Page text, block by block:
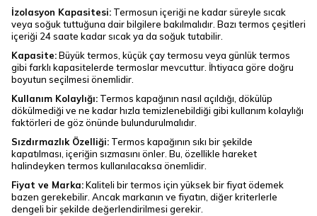
İzolasyon Kapasitesi: Termosun içeriği ne kadar süreyle sıcak
veya soğuk tuttuğuna dair bilgilere bakılmalıdır. Bazı termos çeşitleri
içeriği 24 saate kadar sıcak ya da soğuk tutabilir.
Kapasite:Büyük termos, küçük çay termosu veya günlük termos
gibi farklı kapasitelerde termoslar mevcuttur. İhtiyaca göre doğru
boyutun seçilmesi önemlidir.
Kullanım Kolaylığı: Termos kapağının nasıl açıldığı, dökülüp
dökülmediği ve ne kadar hızla temizlenebildiği gibi kullanım kolaylığı
faktörleri de göz önünde bulundurulmalıdır.
Sızdırmazlık Özelliği: Termos kapağının sıkı bir şekilde
kapatılması, içeriğin sızmasını önler. Bu, özellikle hareket
halindeyken termos kullanılacaksa önemlidir.
Fiyat ve Marka:Kaliteli bir termos için yüksek bir fiyat ödemek
bazen gerekebilir. Ancak markanın ve fiyatın, diğer kriterlerle
dengeli bir şekilde değerlendirilmesi gerekir.